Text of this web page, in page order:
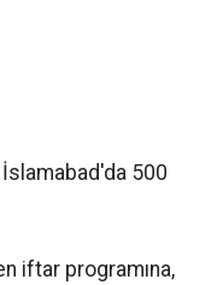
İslamabad'da 500
iftar programına,